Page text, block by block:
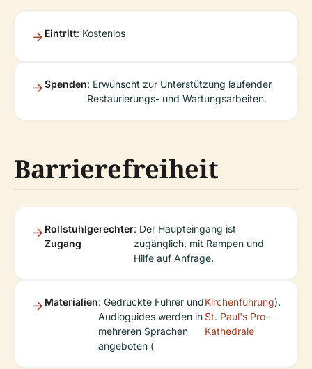
Eintritt: Kostenlos
Spenden: Erwünscht zur Unterstützung laufender
Restaurierungs- und Wartungsarbeiten.
Barrierefreiheit
Rollstuhlgerechter
Zugang
: Der Haupteingang ist
zugänglich, mit Rampen und
Hilfe auf Anfrage.
Materialien: Gedruckte Führer und
Audioguides werden in
mehreren Sprachen
angeboten (
Kirchenführung
St. Paul's Pro-
Kathedrale
).